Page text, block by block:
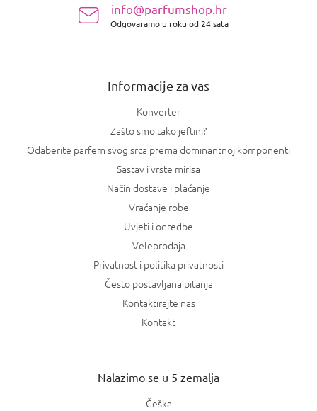
info@parfumshop.hr
Odgovaramo u roku od 24 sata
Informacije za vas
Konverter
Zašto smo tako jeftini?
Odaberite parfem svog srca prema dominantnoj komponenti
Sastav i vrste mirisa
Način dostave i plaćanje
Vraćanje robe
Uvjeti i odredbe
Veleprodaja
Privatnost i politika privatnosti
Često postavljana pitanja
Kontaktirajte nas
Kontakt
Nalazimo se u 5 zemalja
Češka